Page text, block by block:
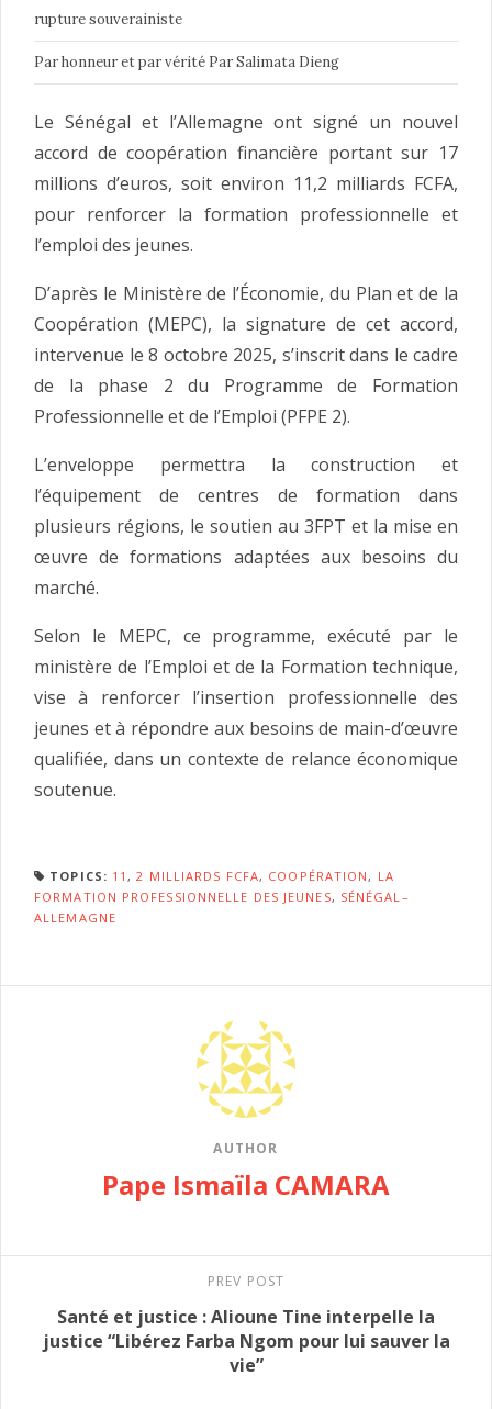
rupture souverainiste
Par honneur et par vérité Par Salimata Dieng
Le Sénégal et l’Allemagne ont signé un nouvel
accord de coopération financière portant sur 17
millions d’euros, soit environ 11,2 milliards FCFA,
pour renforcer la formation professionnelle et
l’emploi des jeunes.
D’après le Ministère de l’Économie, du Plan et de la
Coopération (MEPC), la signature de cet accord,
intervenue le 8 octobre 2025, s’inscrit dans le cadre
de la phase 2 du Programme de Formation
Professionnelle et de l’Emploi (PFPE 2).
L’enveloppe permettra la construction et
l’équipement de centres de formation dans
plusieurs régions, le soutien au 3FPT et la mise en
œuvre de formations adaptées aux besoins du
marché.
Selon le MEPC, ce programme, exécuté par le
ministère de l’Emploi et de la Formation technique,
vise à renforcer l’insertion professionnelle des
jeunes et à répondre aux besoins de main-d’œuvre
qualifiée, dans un contexte de relance économique
soutenue.
TOPICS: 11,2 MILLIARDS FCFA, COOPÉRATION, LA
FORMATION PROFESSIONNELLE DES JEUNES, SÉNÉGAL–
ALLEMAGNE
AUTHOR
Pape Ismaïla CAMARA
PREV POST
Santé et justice : Alioune Tine interpelle la
justice “Libérez Farba Ngom pour lui sauver la
vie”